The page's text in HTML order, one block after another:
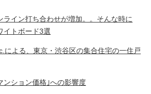
ライン打ち合わせが増加。。そんな時に
イトボード3選
による、東京・渋谷区の集合住宅の一住戸
ンション価格｣への影響度